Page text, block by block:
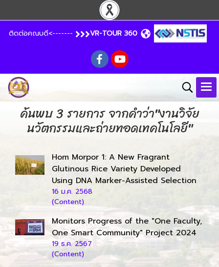
ติดต่อคณบดี<------- VR-TOUR 360
ค้นพบ 3 รายการ จากคำว่า"งานวิจัย
นวัตกรรมและถ่ายทอดเทคโนโลยี"
Hom Morpor 1: A New Fragrant
Glutinous Rice Variety Developed
Using DNA Marker-Assisted Selection
16 ม.ค. 2568
(Content)
Monitors Progress of the "One Faculty,
One Smart Community" Project 2024
19 ธ.ค. 2567
(Content)